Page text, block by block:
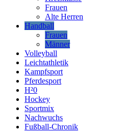
Frauen
Alte Herren
Handball
Frauen
Männer
Volleyball
Leichtathletik
Kampfsport
Pferdesport
H²0
Hockey
Sportmix
Nachwuchs
Fußball-Chronik